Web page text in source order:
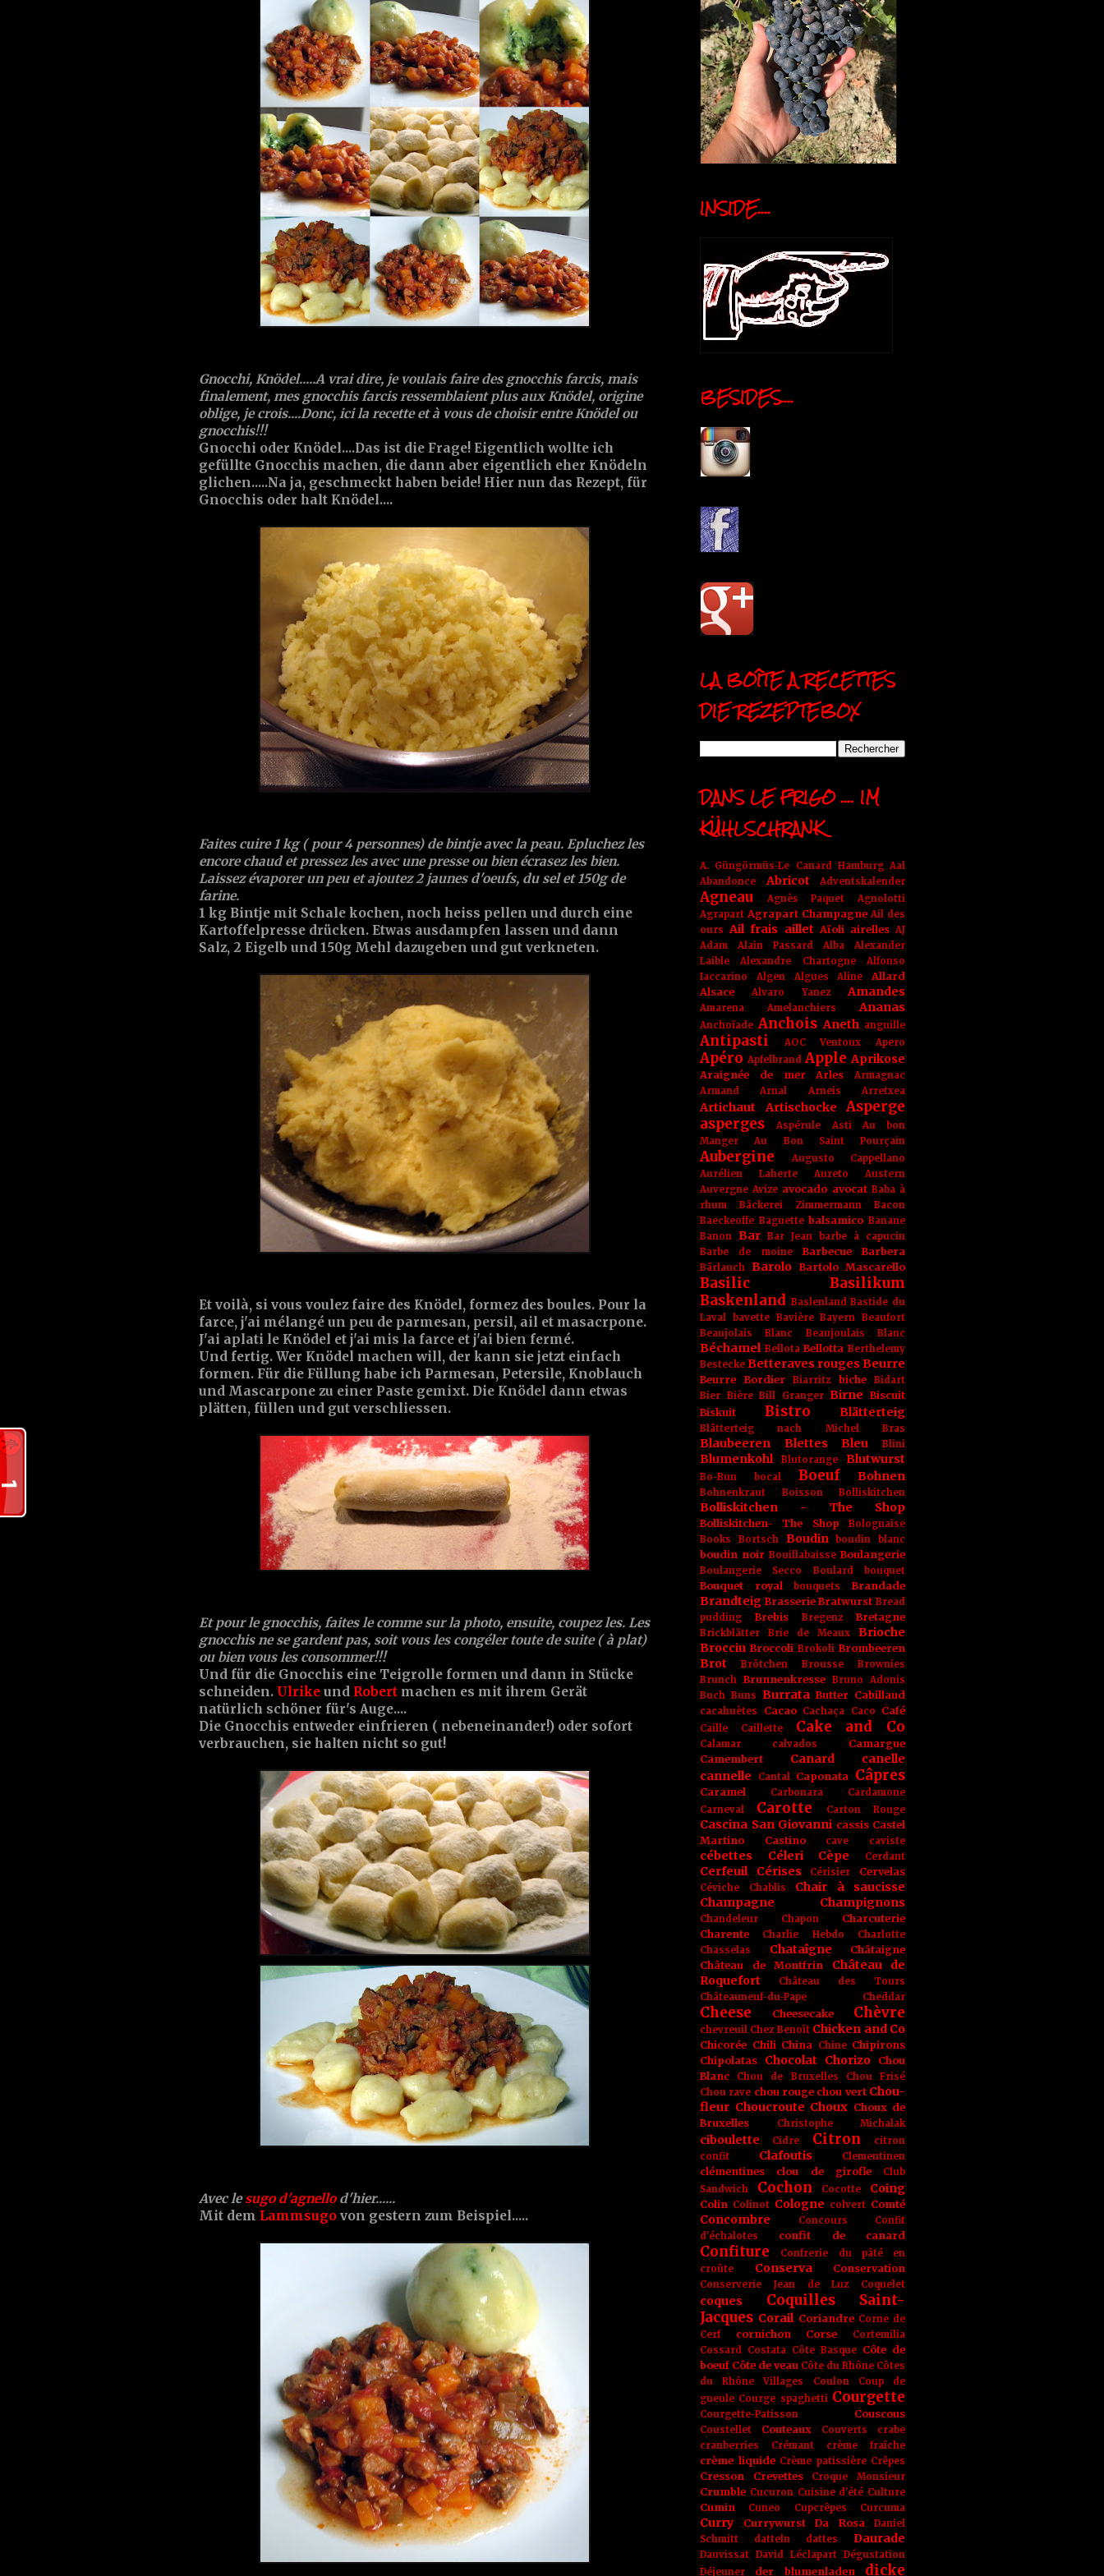
Gnocchi, Knödel.....A vrai dire, je voulais faire des gnocchis farcis, mais
finalement, mes gnocchis farcis ressemblaient plus aux Knödel, origine
oblige, je crois....Donc, ici la recette et à vous de choisir entre Knödel ou
gnocchis!!!
Gnocchi oder Knödel....Das ist die Frage! Eigentlich wollte ich
gefüllte Gnocchis machen, die dann aber eigentlich eher Knödeln
glichen.....Na ja, geschmeckt haben beide! Hier nun das Rezept, für
Gnocchis oder halt Knödel....
Faites cuire 1 kg ( pour 4 personnes) de bintje avec la peau. Epluchez les
encore chaud et pressez les avec une presse ou bien écrasez les bien.
Laissez évaporer un peu et ajoutez 2 jaunes d'oeufs, du sel et 150g de
farine.
1 kg Bintje mit Schale kochen, noch heiss pellen und durch eine
Kartoffelpresse drücken. Etwas ausdampfen lassen und dann
Salz, 2 Eigelb und 150g Mehl dazugeben und gut verkneten.
Et voilà, si vous voulez faire des Knödel, formez des boules. Pour la
farce, j'ai mélangé un peu de parmesan, persil, ail et masacrpone.
J'ai aplati le Knödel et j'ai mis la farce et j'ai bien fermé.
Und fertig. Wer Knödel machen will, der kann sie jetzt einfach
formen. Für die Füllung habe ich Parmesan, Petersile, Knoblauch
und Mascarpone zu einer Paste gemixt. Die Knödel dann etwas
plätten, füllen und gut verschliessen.
Et pour le gnocchis, faites le comme sur la photo, ensuite, coupez les. Les
gnocchis ne se gardent pas, soit vous les congéler toute de suite ( à plat)
ou bien vous les consommer!!!
Und für die Gnocchis eine Teigrolle formen und dann in Stücke
schneiden. Ulrike und Robert machen es mit ihrem Gerät
natürlich schöner für's Auge....
Die Gnocchis entweder einfrieren ( nebeneinander!) oder sofort
verbrauchen, sie halten nicht so gut!
Avec lesugo d'agnello d'hier......
Mit dem Lammsugo von gestern zum Beispiel.....
INSIDE....
BESIDES....
LA BOÎTE A RECETTES
DIE REZEPTEBOX
DANS LE FRIGO .... IM
KÜHLSCHRANK
A. Güngörmüs-Le Canard Hamburg Aal
Abandonce
Abricot Adventskalender
Agneau Agnès Paquet
Agnolotti
Agrapart Agrapart Champagne Ail des
ours Ail frais aillet Aïoli airelles AJ
Adam
Alain Passard Alba
Alexander
Laible
Alexandre Chartogne
Alfonso
Iaccarino
Algen Algues Aline
Allard
Alsace
Alvaro Yanez Amandes
Amarena Amelanchiers Ananas
Anchoïade Anchois Aneth anguille
Antipasti AOC Ventoux Apero
Apéro Apfelbrand Apple Aprikose
Araignée de mer Arles
Armagnac
Armand Arnal
Arneis Arretxea
Artichaut Artischocke
Asperge
asperges
Aspérule Asti
Au bon
Manger
Au Bon Saint Pourçain
Aubergine
Augusto Cappellano
Aurélien Laherte
Aureto
Austern
Auvergne Avize avocado avocat Baba à
rhum
Bäckerei Zimmermann
Bacon
Baeckeoffe Baguette balsamico Banane
Banon Bar Bar Jean
barbe à capucin
Barbe de moine
Barbecue Barbera
Bärlauch Barolo Bartolo Mascarello
Basilic
Basilikum
Baskenland Baslenland Bastide du
Laval
bavette Bavière Bayern Beaufort
Beaujolais Blanc
Beaujoulais Blanc
Béchamel Bellota Bellotta Berthelemy
Bestecke Betteraves rouges Beurre
Beurre Bordier Biarritz biche
Bidart
Bier Bière Bill Granger Birne
Biscuit
Biskuit
Bistro Blätterteig
Blätterteig nach Michel Bras
Blaubeeren Blettes Bleu Blini
Blumenkohl Blutorange Blutwurst
Bo-Bun bocal Boeuf Bohnen
Bohnenkraut Boisson Bolliskitchen
Bolliskitchen - The Shop
Bolliskitchen- The Shop
Bolognaise
Books
Bortsch Boudin boudin blanc
boudin noir Bouillabaisse Boulangerie
Boulangerie Secco Boulard bouquet
Bouquet royal bouquets Brandade
Brandteig Brasserie Bratwurst Bread
pudding
Brebis Bregenz Bretagne
Brickblätter Brie de Meaux
Brioche
Brocciu Broccoli Brokoli Brombeeren
Brot Brötchen Brousse
Brownies
Brunch Brunnenkresse Bruno Adonis
Buch Buns Burrata Butter Cabillaud
cacahuètes Cacao Cachaça Caco Café
Caille Caillette Cake and Co
Calamar calvados
Camargue
Camembert
Canard
canelle
cannelle
Cantal Caponata Câpres
Caramel Carbonara
Cardamone
Carneval
Carotte Carton Rouge
Cascina San Giovanni cassis Castel
Martino
Castino cave caviste
cébettes Céleri Cèpe Cerdant
Cerfeuil Cérises Cérisier Cervelas
Céviche Chablis
Chair à saucisse
Champagne
Champignons
Chandeleur Chapon
Charcuterie
Charente
Charlie Hebdo
Charlotte
Chasselas
Chataîgne
Châtaigne
Château de Montfrin
Château de
Roquefort
Château des Tours
Châteauneuf-du-Pape
Cheddar
Cheese Cheesecake Chèvre
chevreuil Chez Benoît Chicken and Co
Chicorée Chili China Chine Chipirons
Chipolatas
Chocolat Chorizo
Chou
Blanc
Chou de Bruxelles
Chou Frisé
Chou rave chou rouge chou vert Chou-
fleur Choucroute Choux Choux de
Bruxelles
Christophe Michalak
ciboulette Cidre Citron
citron
confit
Clafoutis Clementinen
clémentines clou de girofle
Club
Sandwich
Cochon Cocotte Coing
Colin Colinot Cologne colvert Comté
Concombre Concours
Confit
d'échalotes
confit de canard
Confiture
Confrerie du pâté en
croûte
Conserva Conservation
Conserverie Jean de Luz Coquelet
coques
Coquilles Saint-
Jacques Corail Coriandre Corne de
Cerf
cornichon Corse
Cortemilia
Cossard Costata Côte Basque Côte de
boeuf Côte de veau Côte du Rhône Côtes
du Rhône Villages
Coulon
Coup de
gueule Courge spaghetti Courgette
Courgette-Patisson Couscous
Coustellet Couteaux Couverts
crabe
cranberries
Crémant crème fraîche
crème liquide Crème patissière Crêpes
Cresson Crevettes Croque Monsieur
Crumble Cucuron Cuisine d'été Culture
Cumin Cuneo Cupcrêpes Curcuma
Curry Currywurst Da Rosa
Daniel
Schmitt
datteln dattes Daurade
Dauvissat David Léclapart Dégustation
Déjeuner
der blumenladen dicke